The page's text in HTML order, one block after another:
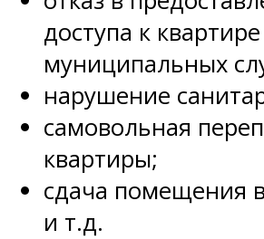
доступа к
муниципальных
нарушение
самовольная
квартиры;
сдача помещения
и т.д.